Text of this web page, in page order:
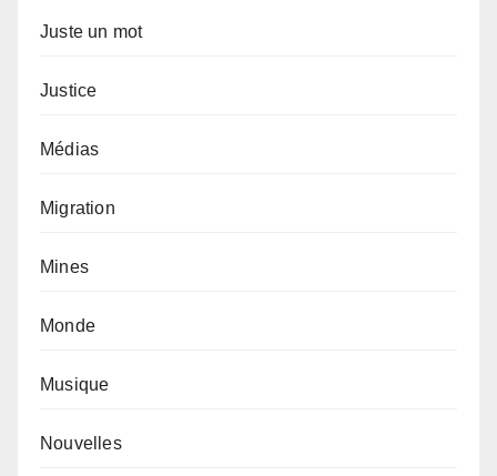
Juste un mot
Justice
Médias
Migration
Mines
Monde
Musique
Nouvelles